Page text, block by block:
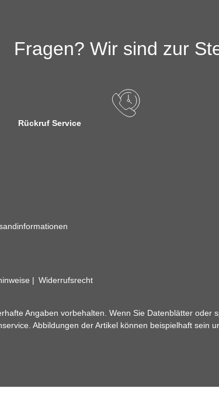
Fragen? Wir sind zur
Rückruf Service
Widerrufsrecht
Angaben vorbehalten. Wenn Sie Datenblätter
Abbildungen der Artikel können beispielhaft sein